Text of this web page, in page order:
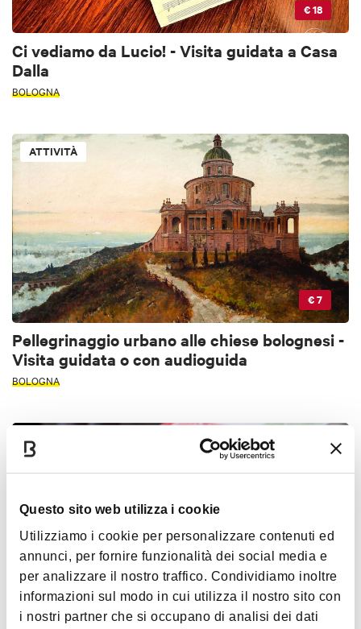
Questo sito web utilizza i cookie
Utilizziamo i cookie per personalizzare contenuti ed
annunci, per fornire funzionalità dei social media e
per analizzare il nostro traffico. Condividiamo inoltre
informazioni sul modo in cui utilizza il nostro sito con
i nostri partner che si occupano di analisi dei dati
€ 18
Ci vediamo da Lucio! - Visita guidata a Casa
Dalla
BOLOGNA
ATTIVITÀ
€ 7
Pellegrinaggio urbano alle chiese bolognesi -
Visita guidata o con audioguida
BOLOGNA
ATTIVITÀ
€ 165